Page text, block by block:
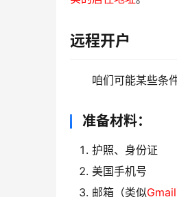
远程开户
咱们可能某些条
准备材料：
护照、身份证
美国手机号
邮箱（类似Gmail